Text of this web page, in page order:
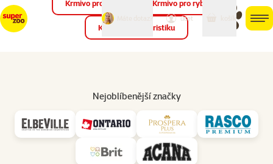
můj
účet
Krmivo pro ptáky Krmivo pro ryby
Krmivo pro teraristiku
Nejoblíbenější značky
Doprava a platba
Zboží z e-shopu si můžete nechat zaslat domů, vyzvednout na
prodejně nebo si je nechat doručit kurýrem.